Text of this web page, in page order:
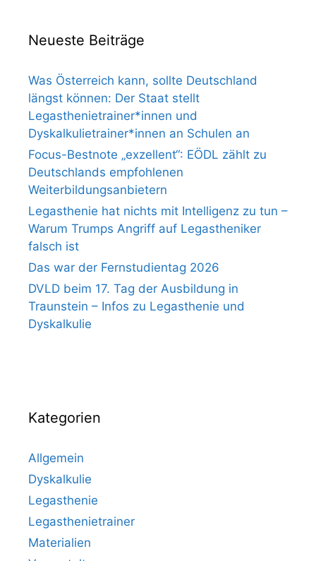
Neueste Beiträge
Was Österreich kann, sollte Deutschland
längst können: Der Staat stellt
Legasthenietrainer*innen und
Dyskalkulietrainer*innen an Schulen an
Focus-Bestnote „exzellent“: EÖDL zählt zu
Deutschlands empfohlenen
Weiterbildungsanbietern
Legasthenie hat nichts mit Intelligenz zu tun –
Warum Trumps Angriff auf Legastheniker
falsch ist
Das war der Fernstudientag 2026
DVLD beim 17. Tag der Ausbildung in
Traunstein – Infos zu Legasthenie und
Dyskalkulie
Kategorien
Allgemein
Dyskalkulie
Legasthenie
Legasthenietrainer
Materialien